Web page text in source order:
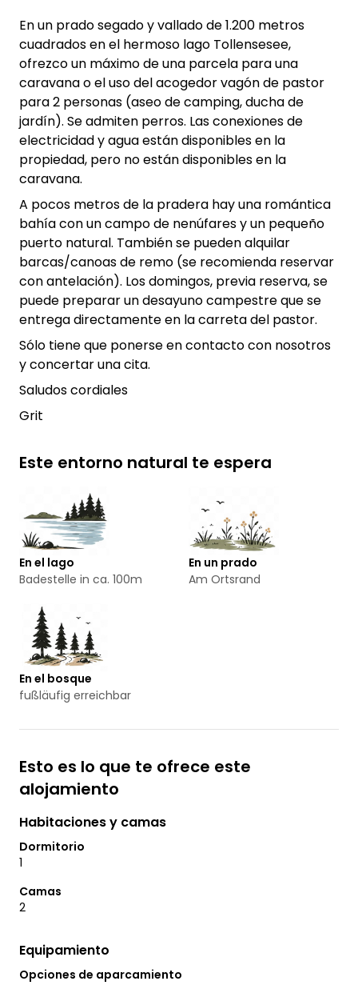
En un prado segado y vallado de 1.200 metros
cuadrados en el hermoso lago Tollensesee,
ofrezco un máximo de una parcela para una
caravana o el uso del acogedor vagón de pastor
para 2 personas (aseo de camping, ducha de
jardín). Se admiten perros. Las conexiones de
electricidad y agua están disponibles en la
propiedad, pero no están disponibles en la
caravana.
A pocos metros de la pradera hay una romántica
bahía con un campo de nenúfares y un pequeño
puerto natural. También se pueden alquilar
barcas/canoas de remo (se recomienda reservar
con antelación). Los domingos, previa reserva, se
puede preparar un desayuno campestre que se
entrega directamente en la carreta del pastor.
Sólo tiene que ponerse en contacto con nosotros
y concertar una cita.
Saludos cordiales
Grit
Este entorno natural te espera
En el lago
Badestelle in ca. 100m
En un prado
Am Ortsrand
En el bosque
fußläufig erreichbar
Esto es lo que te ofrece este
alojamiento
Habitaciones y camas
Dormitorio
1
Camas
2
Equipamiento
Opciones de aparcamiento